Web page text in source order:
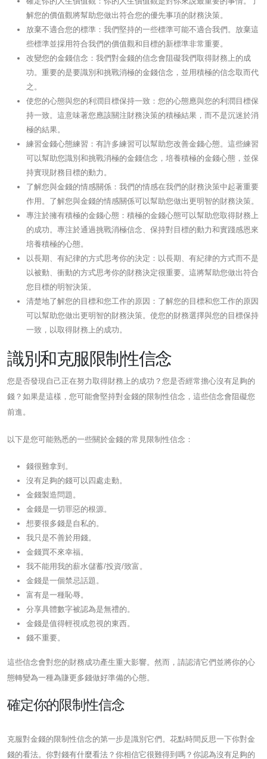
解您的價值觀將幫助您做出符合您的優先事項的財務決策。
放棄不適合您的標準：我們堅持的一些標準可能不適合我們。放棄這
些標準並採用符合我們的價值觀和目標的新標準非常重要。
改變您的金錢信念：我們對金錢的信念會阻礙我們取得財務上的成
功。重要的是要識別和挑戰消極的金錢信念，並用積極的信念取而代
之。
使您的心態與您的利潤目標保持一致：您的心態應與您的利潤目標保
持一致。這意味著您應該關注財務決策的積極結果，而不是沉迷於消
極的結果。
練習金錢心態練習：有許多練習可以幫助您改善金錢心態。這些練習
可以幫助您識別和挑戰消極的金錢信念，培養積極的金錢心態，並保
持實現財務目標的動力。
了解您與金錢的情感關係：我們的情感在我們的財務決策中起著重要
作用。了解您與金錢的情感關係可以幫助您做出更明智的財務決策。
專注於擁有積極的金錢心態：積極的金錢心態可以幫助您取得財務上
的成功。專注於通過挑戰消極信念、保持對目標的動力和實踐感恩來
培養積極的心態。
以長期、有紀律的方式思考你的決定：以長期、有紀律的方式而不是
以被動、衝動的方式思考你的財務決定很重要。這將幫助您做出符合
您目標的明智決策。
清楚地了解您的目標和您工作的原因：了解您的目標和您工作的原因
可以幫助您做出更明智的財務決策。使您的財務選擇與您的目標保持
一致，以取得財務上的成功。
識別和克服限制性信念
您是否發現自己正在努力取得財務上的成功？您是否經常擔心沒有足夠的
錢？如果是這樣，您可能會堅持對金錢的限制性信念，這些信念會阻礙您
前進。
以下是您可能熟悉的一些關於金錢的常見限制性信念：
錢很難拿到。
沒有足夠的錢可以四處走動。
金錢製造問題。
金錢是一切罪惡的根源。
想要很多錢是自私的。
我只是不善於用錢。
金錢買不來幸福。
我不能用我的薪水儲蓄/投資/致富。
金錢是一個禁忌話題。
富有是一種恥辱。
分享具體數字被認為是無禮的。
金錢是值得輕視或忽視的東西。
錢不重要。
這些信念會對您的財務成功產生重大影響。然而，請認清它們並將你的心
態轉變為一種為賺更多錢做好準備的心態。
確定你的限制性信念
克服對金錢的限制性信念的第一步是識別它們。花點時間反思一下你對金
錢的看法。你對錢有什麼看法？你相信它很難得到嗎？你認為沒有足夠的